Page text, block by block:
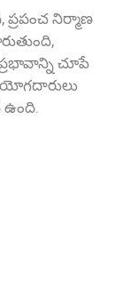
ప్రపంచ నిర్మాణ
ప్రభావాన్ని చూపే